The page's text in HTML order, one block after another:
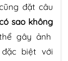
đặt câu
sao không
gây ảnh
biệt với